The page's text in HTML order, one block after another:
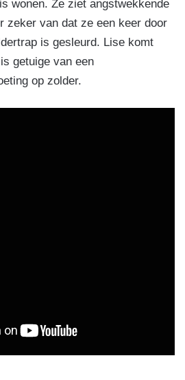
wonen. Ze ziet angstwekkende
zeker van dat ze een keer door
is gesleurd. Lise komt
getuige van een
op zolder.